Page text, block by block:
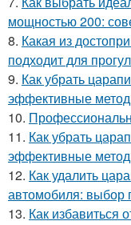
мощностью 200:
8. Какая из
подходит для
9. Как убрать
эффективные
10.
11. Как убрать
эффективные
12. Как удалить
автомобиля: выбор
13. Как избавиться